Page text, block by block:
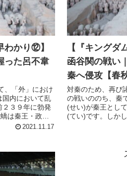
わかり⑫】
った呂不韋
「外」におけ
国内において乱
３９年に勃発
は秦王・政の
2021.11.17
【『キングダ
函谷関の戦い
秦へ侵攻【春
対秦のため、再
の戦いののち、秦
(せい)が秦王とし
(てい)です。しか